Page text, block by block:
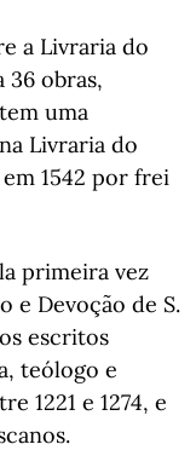
a Livraria do
36 obras,
uma
Livraria do
1542 por frei
primeira vez
e Devoção de S.
escritos
teólogo e
1221 e 1274, e